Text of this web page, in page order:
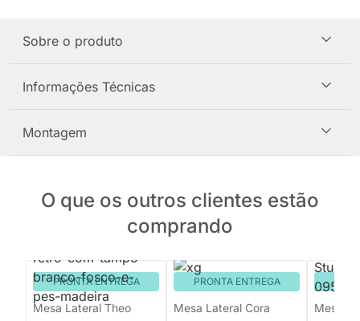
Sobre o produto
Informações Técnicas
Montagem
O que os outros clientes estão
comprando
PRONTA ENTREGA
Mesa Lateral Theo
PRONTA ENTREGA
Mesa Lateral Cora
Mesa